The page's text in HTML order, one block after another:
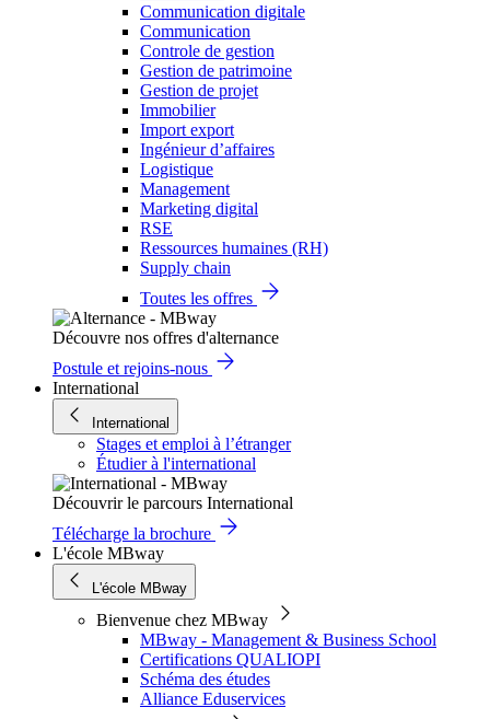
Communication digitale
Communication
Controle de gestion
Gestion de patrimoine
Gestion de projet
Immobilier
Import export
Ingénieur d’affaires
Logistique
Management
Marketing digital
RSE
Ressources humaines (RH)
Supply chain
Toutes les offres
Découvre nos offres d'alternance
Postule et rejoins-nous
International
International
Stages et emploi à l’étranger
Étudier à l'international
Découvrir le parcours International
Télécharge la brochure
L'école MBway
L'école MBway
Bienvenue chez MBway
MBway - Management & Business School
Certifications QUALIOPI
Schéma des études
Alliance Eduservices